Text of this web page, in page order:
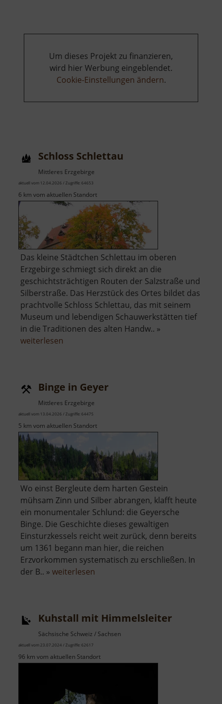
Um dieses Projekt zu finanzieren,
wird hier Werbung eingeblendet.
Cookie-Einstellungen ändern.
Schloss Schlettau
Mittleres Erzgebirge
aktuell vom 12.04.2026 / Zugriffe: 64653
6 km vom aktuellen Standort
Das kleine Städtchen Schlettau im oberen
Erzgebirge schmiegt sich direkt an die
geschichtsträchtigen Routen der Salzstraße und
Silberstraße. Das Herzstück des Ortes bildet das
prachtvolle Schloss Schlettau, das mit seinem
Museum und lebendigen Schauwerkstätten tief
in die Traditionen des alten Handw.. »
weiterlesen
Binge in Geyer
Mittleres Erzgebirge
aktuell vom 13.04.2026 / Zugriffe: 64475
5 km vom aktuellen Standort
Wo einst Bergleute dem harten Gestein
mühsam Zinn und Silber abrangen, klafft heute
ein monumentaler Schlund: die Geyersche
Binge. Die Geschichte dieses gewaltigen
Einsturzkessels reicht weit zurück, denn bereits
um 1361 begann man hier, die reichen
Erzvorkommen systematisch zu erschließen. In
der B.. » weiterlesen
Kuhstall mit Himmelsleiter
Sächsische Schweiz / Sachsen
aktuell vom 23.07.2024 / Zugriffe: 62617
96 km vom aktuellen Standort